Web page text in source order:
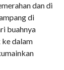
dan di
di
buahnya
ke dalam